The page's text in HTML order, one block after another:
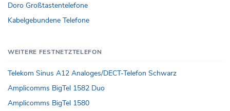
Doro Großtastentelefone
Kabelgebundene Telefone
WEITERE FESTNETZTELEFON
Telekom Sinus A12 Analoges/DECT-Telefon Schwarz
Amplicomms BigTel 1582 Duo
Amplicomms BigTel 1580